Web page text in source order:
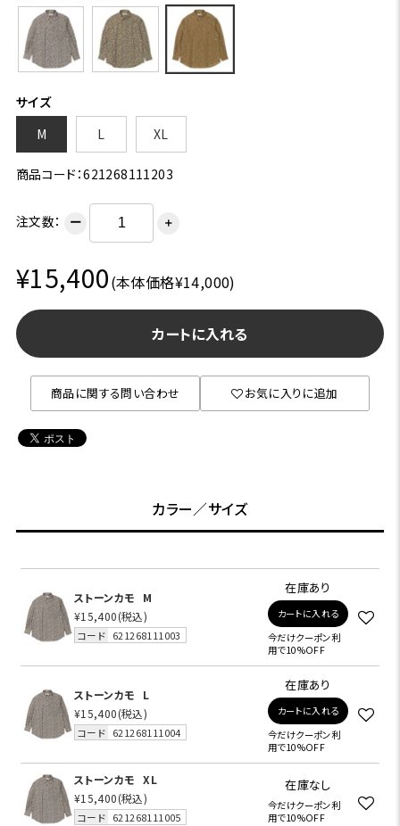
サイズ
M
L XL
商品コード：621268111203
注文数： ー ＋
¥15,400(本体価格¥14,000)
カートに入れる
商品に関する問い合わせ お気に入りに追加
カラー／サイズ
ストーンカモ
M
¥15,400(税込)
コード 621268111003
在庫あり
カートに入れる
今だけクーポン利
用で10%OFF
ストーンカモ
L
¥15,400(税込)
コード 621268111004
在庫あり
カートに入れる
今だけクーポン利
用で10%OFF
ストーンカモ
XL
¥15,400(税込)
コード 621268111005
在庫なし
今だけクーポン利
用で10%OFF